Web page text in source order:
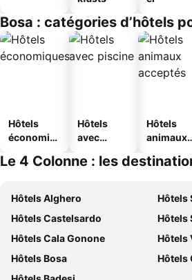
Bosa : catégories d’hôtels
Hôtels
économiq
Hôtels
avec
Hôtels
animaux
Le 4 Colonne : les
Hôtels Alghero
Hôtels
Hôtels Castelsardo
Hôtels
Hôtels Cala Gonone
Hôtels
Hôtels Bosa
Hôtels